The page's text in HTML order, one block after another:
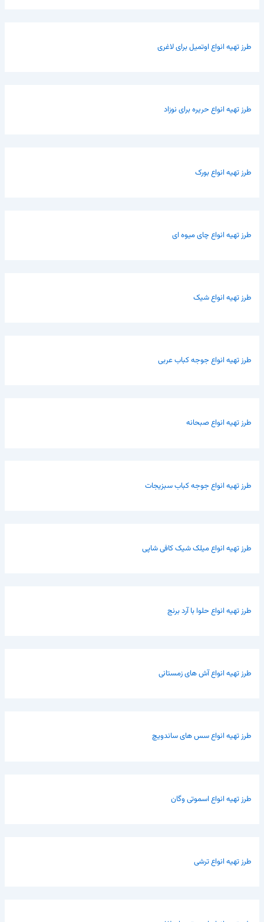
طرز تهیه انواع اوتمیل برای لاغری
طرز تهیه انواع حریره برای نوزاد
طرز تهیه انواع بورک
طرز تهیه انواع چای میوه ای
طرز تهیه انواع شیک
طرز تهیه انواع جوجه کباب عربی
طرز تهیه انواع صبحانه
طرز تهیه انواع جوجه کباب سبزیجات
طرز تهیه انواع میلک شیک کافی شاپی
طرز تهیه انواع حلوا با آرد برنج
طرز تهیه انواع آش های زمستانی
طرز تهیه انواع سس های ساندویچ
طرز تهیه انواع اسموتی وگان
طرز تهیه انواع ترشی